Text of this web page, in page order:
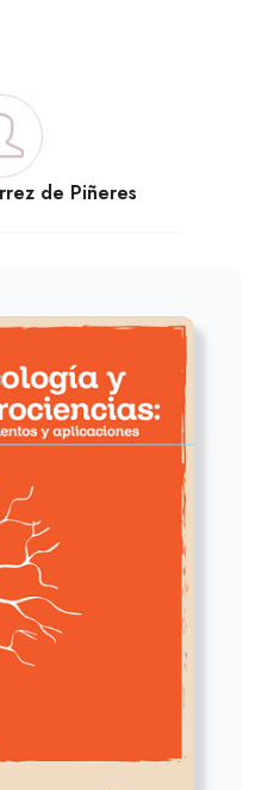
de Piñeres